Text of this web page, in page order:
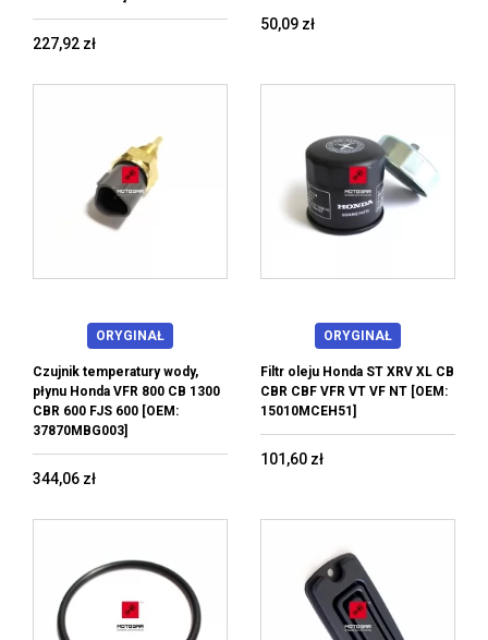
227,92 zł
50,09 zł
ORYGINAŁ
Czujnik temperatury wody,
płynu Honda VFR 800 CB 1300
CBR 600 FJS 600 [OEM:
37870MBG003]
344,06 zł
ORYGINAŁ
Filtr oleju Honda ST XRV XL CB
CBR CBF VFR VT VF NT [OEM:
15010MCEH51]
101,60 zł